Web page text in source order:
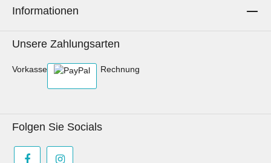
Informationen
Unsere Zahlungsarten
Vorkasse Rechnung
Folgen Sie Socials